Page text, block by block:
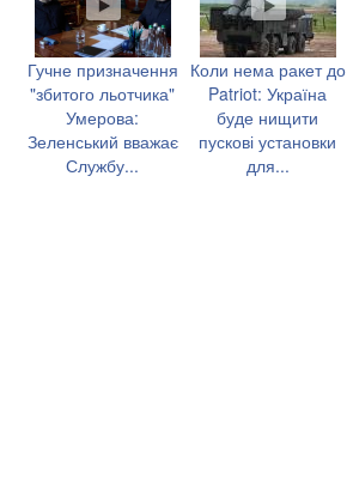
Гучне призначення
"збитого льотчика"
Умерова:
Зеленський вважає
Службу...
Коли нема ракет до
Patriot: Україна
буде нищити
пускові установки
для...